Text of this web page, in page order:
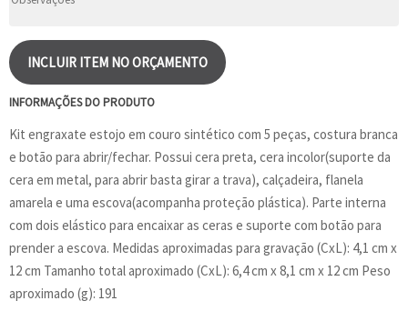
INCLUIR ITEM NO ORÇAMENTO
INFORMAÇÕES DO PRODUTO
Kit engraxate estojo em couro sintético com 5 peças, costura branca
e botão para abrir/fechar. Possui cera preta, cera incolor(suporte da
cera em metal, para abrir basta girar a trava), calçadeira, flanela
amarela e uma escova(acompanha proteção plástica). Parte interna
com dois elástico para encaixar as ceras e suporte com botão para
prender a escova. Medidas aproximadas para gravação (CxL): 4,1 cm x
12 cm Tamanho total aproximado (CxL): 6,4 cm x 8,1 cm x 12 cm Peso
aproximado (g): 191